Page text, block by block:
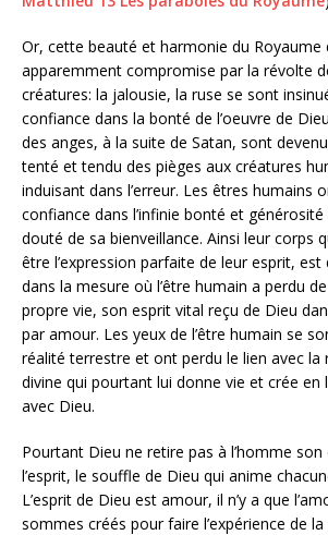
Or, cette beauté et harmonie du Royaume
apparemment compromise par la révolte
créatures: la jalousie, la ruse se sont
confiance dans la bonté de l’oeuvre de
des anges, à la suite de Satan, sont
tenté et tendu des pièges aux créatures
induisant dans l’erreur. Les êtres humains
confiance dans l’infinie bonté et
douté de sa bienveillance. Ainsi leur corps
être l’expression parfaite de leur esprit,
dans la mesure où l’être humain a perdu
propre vie, son esprit vital reçu de Dieu
par amour. Les yeux de l’être humain se
réalité terrestre et ont perdu le lien avec la
divine qui pourtant lui donne vie et crée en
avec Dieu.
Pourtant Dieu ne retire pas à l’homme son
l’esprit, le souffle de Dieu qui anime
L’esprit de Dieu est amour, il n’y a que
sommes créés pour faire l’expérience de